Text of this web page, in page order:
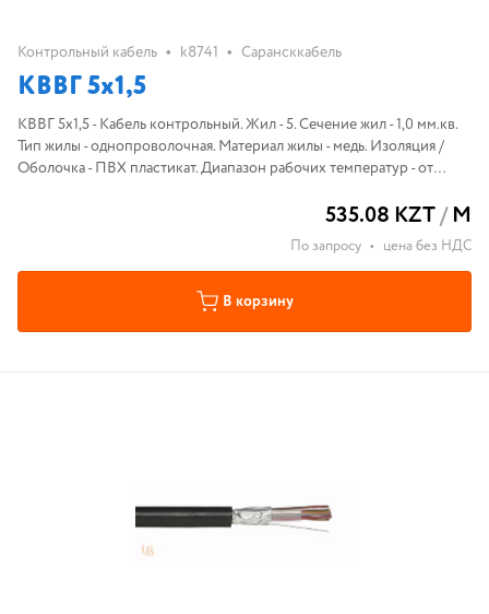
Контрольный кабель • k8741 • Сарансккабель
КВВГ 5х1,5
КВВГ 5х1,5 - Кабель контрольный. Жил - 5. Сечение жил - 1,0 мм.кв.
Тип жилы - однопроволочная. Материал жилы - медь. Изоляция /
Оболочка - ПВХ пластикат. Диапазон рабочих температур - от
535.08 KZT/М
По запросу • цена без НДС
В корзину